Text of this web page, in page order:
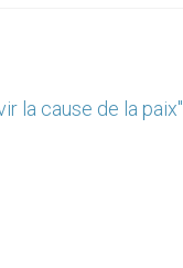
la cause de la paix"